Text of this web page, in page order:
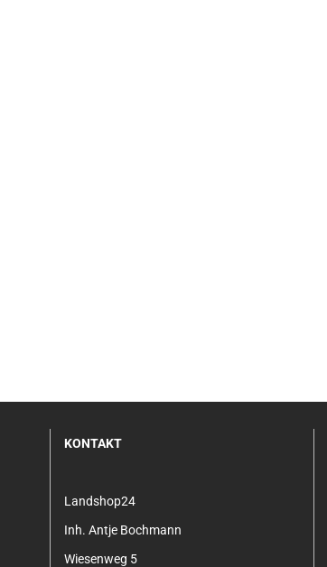
KONTAKT
Landshop24
Inh. Antje Bochmann
Wiesenweg 5